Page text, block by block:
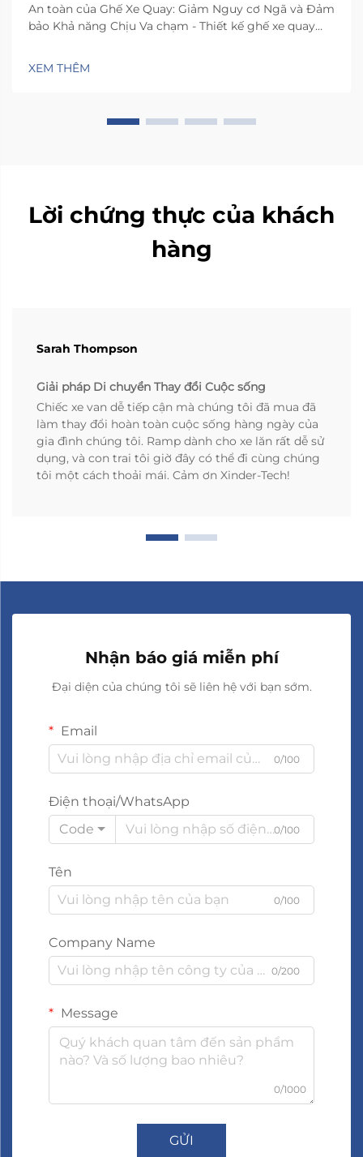
An toàn của Ghế Xe Quay: Giảm Nguy cơ Ngã và Đảm
bảo Khả năng Chịu Va chạm - Thiết kế ghế xe quay
chuyển. Ghế có cơ chế xoay đặc biệt giúp xoay 90 độ
về phía cửa xe, nhờ đó người dùng...
XEM THÊM
Lời chứng thực của khách
hàng
Sarah Thompson
Giải pháp Di chuyển Thay đổi Cuộc sống
Chiếc xe van dễ tiếp cận mà chúng tôi đã mua đã
làm thay đổi hoàn toàn cuộc sống hàng ngày của
gia đình chúng tôi. Ramp dành cho xe lăn rất dễ sử
dụng, và con trai tôi giờ đây có thể đi cùng chúng
tôi một cách thoải mái. Cảm ơn Xinder-Tech!
Nhận báo giá miễn phí
Đại diện của chúng tôi sẽ liên hệ với bạn sớm.
Email
0/100
Điện thoại/WhatsApp
Code
0/100
Tên
0/100
Company Name
0/200
Message
0/1000
GỬI